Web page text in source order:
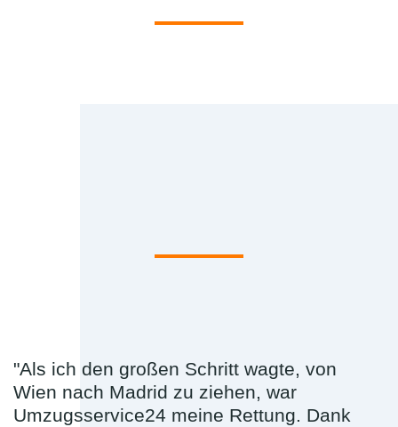
"Als ich den großen Schritt wagte, von
Wien nach Madrid zu ziehen, war
Umzugsservice24 meine Rettung. Dank